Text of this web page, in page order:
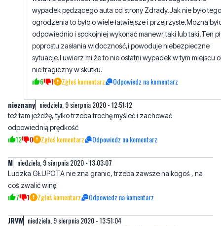
wypadek pędzącego auta od strony Zdrady.Jak nie było tego
ogrodzenia to było o wiele łatwiejsze i przejrzyste.Mozna
odpowiednio i spokojniej wykonać manewr,taki lub taki.Ten
poprostu zasłania widoczność,i powoduje niebezpieczne
sytuacje.I uwierz mi że to nie ostatni wypadek w tym miejscu
nie tragiczny w skutku.
6 1 Zgłoś komentarz Odpowiedz na komentarz
nieznany niedziela, 9 sierpnia 2020 - 12:51:12
też tam jeżdżę, tylko trzeba trochę myśleć i zachować
odpowiednią prędkość
12 0 Zgłoś komentarz Odpowiedz na komentarz
M niedziela, 9 sierpnia 2020 - 13:03:07
Ludzka GŁUPOTA nie zna granic, trzeba zawsze na kogoś , na
coś zwalić winę
7 1 Zgłoś komentarz Odpowiedz na komentarz
JRVW niedziela, 9 sierpnia 2020 - 13:51:04